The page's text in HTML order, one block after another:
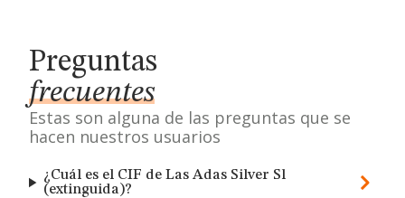
Preguntas
frecuentes
Estas son alguna de las preguntas que se
hacen nuestros usuarios
¿Cuál es el CIF de Las Adas Silver Sl
(extinguida)?